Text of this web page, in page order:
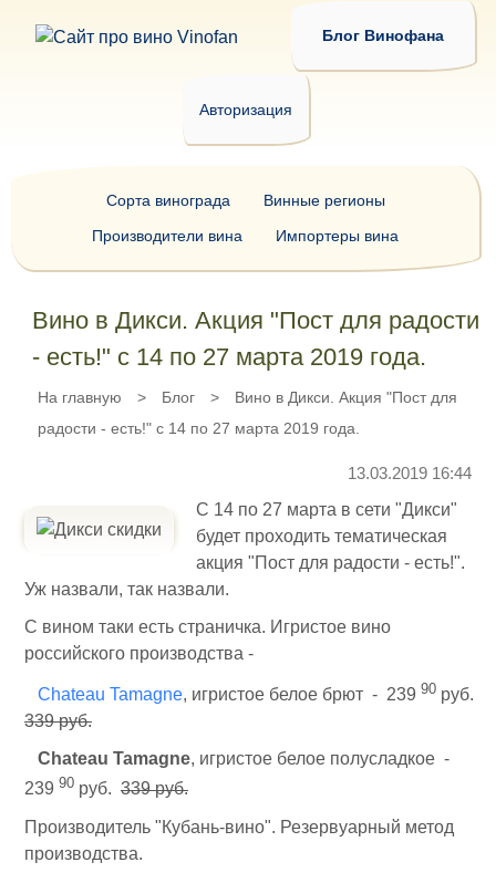
Блог Винофана
Авторизация
Вино в Дикси. Акция "Пост для радости
- есть!" с 14 по 27 марта 2019 года.
На главную > Блог >
Вино в Дикси. Акция "Пост для
радости - есть!" с 14 по 27 марта 2019 года.
13.03.2019 16:44
С 14 по 27 марта в сети "Дикси"
будет проходить тематическая
акция "Пост для радости - есть!".
Уж назвали, так назвали.
С вином таки есть страничка. Игристое вино
российского производства -
Chateau Tamagne, игристое белое брют - 239 90 руб.
339 руб.
Chateau Tamagne, игристое белое полусладкое -
239 90 руб. 339 руб.
Производитель "Кубань-вино". Резервуарный метод
производства.
Сорта винограда
Винные регионы
Производители вина
Импортеры вина